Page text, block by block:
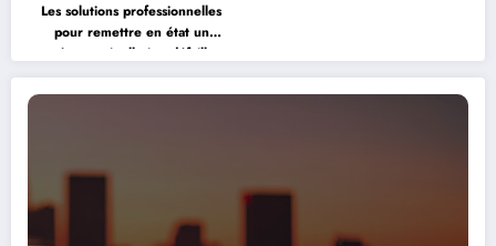
Les solutions professionnelles
pour remettre en état un
système antipollution défaillant